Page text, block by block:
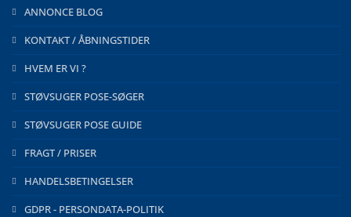
ANNONCE BLOG
KONTAKT / ÅBNINGSTIDER
HVEM ER VI ?
STØVSUGER POSE-SØGER
STØVSUGER POSE GUIDE
FRAGT / PRISER
HANDELSBETINGELSER
GDPR - PERSONDATA-POLITIK